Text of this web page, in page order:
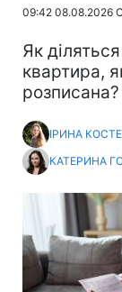
09:42 08.08.2026
Як
квартира,
розписана?
ІРИНА
КАТЕРИНА